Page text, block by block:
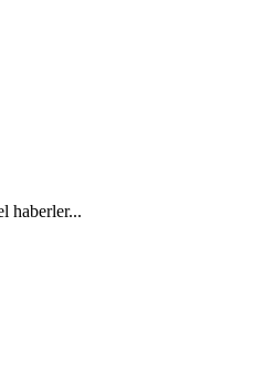
haberler...